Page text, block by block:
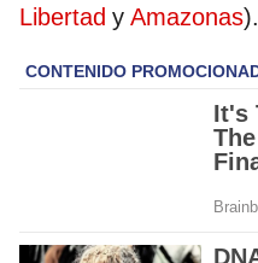
Libertad y Amazonas).